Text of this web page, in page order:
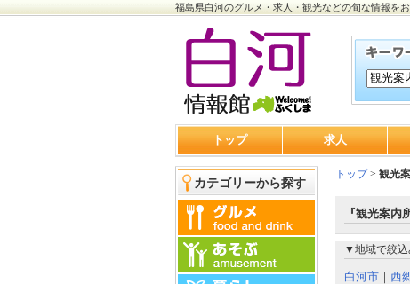
福島県白河のグルメ・求人・観光などの旬な情報を
トップ 求人
カテゴリーから探す
トップ> 観光
『観光案
▼地域で絞込
白河市 ｜ 西